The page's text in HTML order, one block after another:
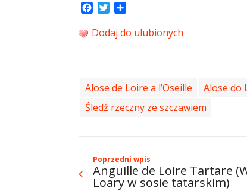
Facebook
Twitter
Dodaj do ulubionych
Alose de Loire a l’Oseille Alose do
Śledź rzeczny ze szczawiem
Poprzedni wpis
Anguille de Loire Tartare
Loary w sosie tatarskim)